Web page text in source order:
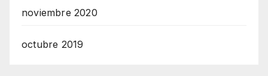
noviembre 2020
octubre 2019